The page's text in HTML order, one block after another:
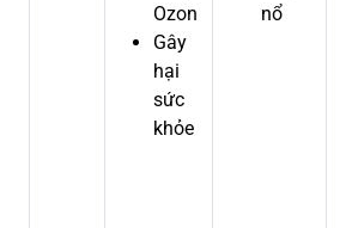
Ozon
Gây
hại
sức
khỏe
nổ